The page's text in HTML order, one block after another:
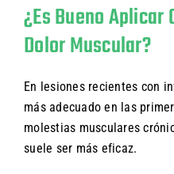
¿Es Bueno Aplicar
Dolor Muscular?
En lesiones recientes con
más adecuado en las
molestias musculares
suele ser más eficaz.